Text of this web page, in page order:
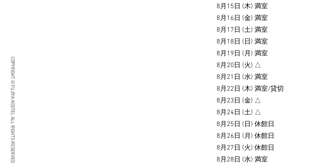
8月15日 (木) 満室
8月16日 (金) 満室
8月17日 (土) 満室
8月18日 (日) 満室
8月19日 (月) 満室
8月20日 (火) △
8月21日 (水) 満室
8月22日 (木) 満室/貸切
8月23日 (金) △
8月24日 (土) △
8月25日 (日) 休館日
8月26日 (月) 休館日
8月27日 (火) 休館日
8月28日 (水) 満室
COPYRIGHT © FUJIYA HOSTEL ALL RIGHTS RESERVED